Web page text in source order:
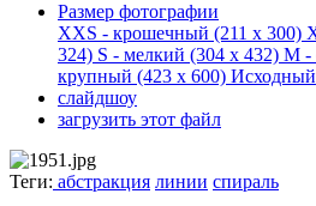
Размер фотографии
XXS - крошечный (211 x 300)
324) S - мелкий (304 x 432) M -
крупный (423 x 600) Исходный
слайдшоу
загрузить этот файл
Теги: абстракция линии спираль